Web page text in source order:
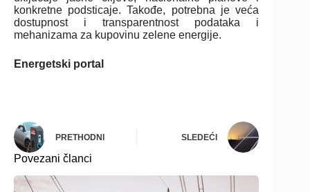
konkretne podsticaje. Takođe, potrebna je veća
dostupnost i transparentnost podataka i
mehanizama za kupovinu zelene energije.
Energetski portal
PRETHODNI SLEDEĆI
Povezani članci